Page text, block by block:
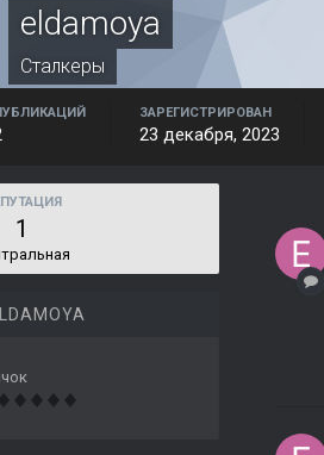
eldamoya
Сталкеры
ЗАРЕГИСТРИРОВАН
23 декабря, 2023
1